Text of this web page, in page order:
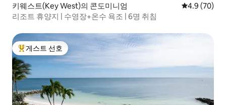
키웨스트(Key West)의 콘도미니엄 평점 4.9점(5
4.9 (70)
리조트 휴양지 | 수영장+온수 욕조 | 6명 취침
상위 게스트 선호
게스트 선호